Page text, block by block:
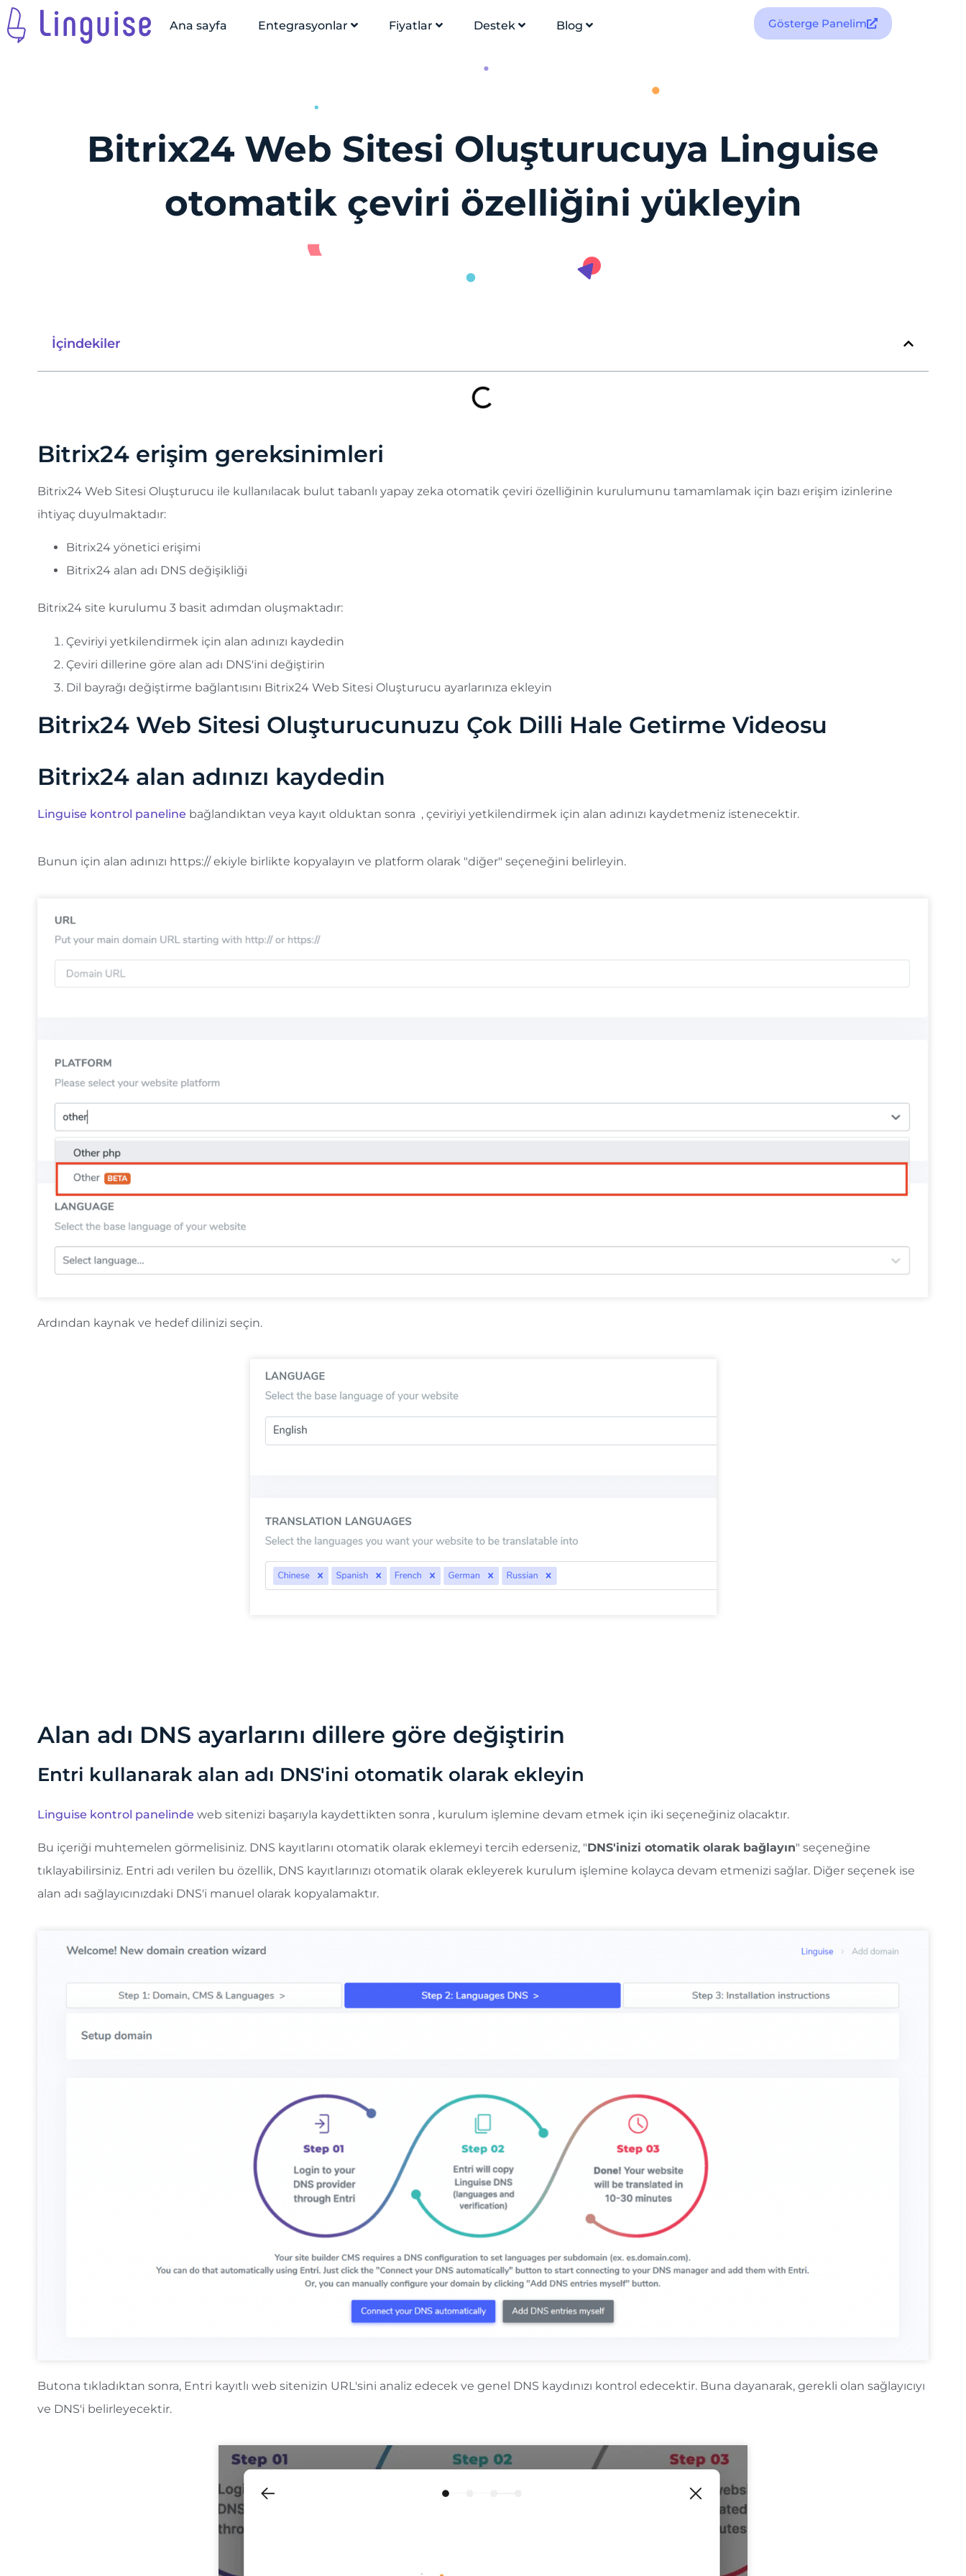
Ana sayfa Entegrasyonlar Fiyatlar Destek Blog Gösterge Panelim
Bitrix24 Web Sitesi Oluşturucuya Linguise
otomatik çeviri özelliğini yükleyin
İçindekiler
Bitrix24 erişim gereksinimleri
Bitrix24 Web Sitesi Oluşturucu ile kullanılacak bulut tabanlı yapay zeka otomatik çeviri özelliğinin kurulumunu tamamlamak için bazı erişim izinlerine
ihtiyaç duyulmaktadır:
Bitrix24 yönetici erişimi
Bitrix24 alan adı DNS değişikliği
Bitrix24 site kurulumu 3 basit adımdan oluşmaktadır:
Çeviriyi yetkilendirmek için alan adınızı kaydedin
Çeviri dillerine göre alan adı DNS'ini değiştirin
Dil bayrağı değiştirme bağlantısını Bitrix24 Web Sitesi Oluşturucu ayarlarınıza ekleyin
Bitrix24 Web Sitesi Oluşturucunuzu Çok Dilli Hale Getirme Videosu
Bitrix24 alan adınızı kaydedin
Linguise kontrol paneline bağlandıktan veya kayıt olduktan sonra , çeviriyi yetkilendirmek için alan adınızı kaydetmeniz istenecektir.
Bunun için alan adınızı https:// ekiyle birlikte kopyalayın ve platform olarak "diğer" seçeneğini belirleyin.
Ardından kaynak ve hedef dilinizi seçin.
Alan adı DNS ayarlarını dillere göre değiştirin
Entri kullanarak alan adı DNS'ini otomatik olarak ekleyin
Linguise kontrol panelinde web sitenizi başarıyla kaydettikten sonra , kurulum işlemine devam etmek için iki seçeneğiniz olacaktır.
Bu içeriği muhtemelen görmelisiniz. DNS kayıtlarını otomatik olarak eklemeyi tercih ederseniz, "DNS'inizi otomatik olarak bağlayın" seçeneğine
tıklayabilirsiniz. Entri adı verilen bu özellik, DNS kayıtlarınızı otomatik olarak ekleyerek kurulum işlemine kolayca devam etmenizi sağlar. Diğer seçenek ise
alan adı sağlayıcınızdaki DNS'i manuel olarak kopyalamaktır.
Butona tıkladıktan sonra, Entri kayıtlı web sitenizin URL'sini analiz edecek ve genel DNS kaydınızı kontrol edecektir. Buna dayanarak, gerekli olan sağlayıcıyı
ve DNS'i belirleyecektir.